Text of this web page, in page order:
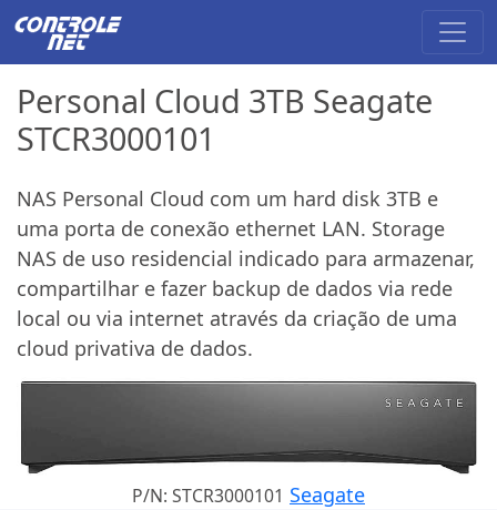
Personal Cloud 3TB Seagate
STCR3000101
NAS Personal Cloud com um hard disk 3TB e
uma porta de conexão ethernet LAN. Storage
NAS de uso residencial indicado para armazenar,
compartilhar e fazer backup de dados via rede
local ou via internet através da criação de uma
cloud privativa de dados.
P/N: STCR3000101 Seagate